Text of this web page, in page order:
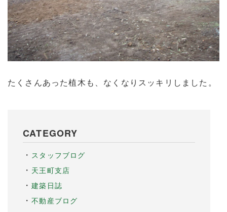
たくさんあった植木も、なくなりスッキリしました。
CATEGORY
スタッフブログ
天王町支店
建築日誌
不動産ブログ